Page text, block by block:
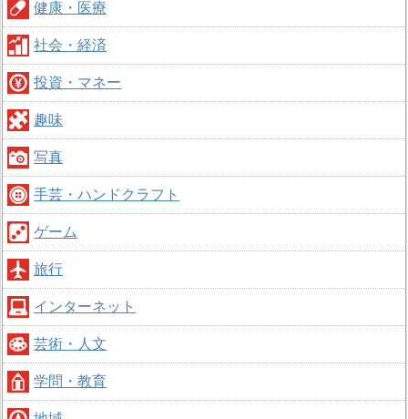
健康・医療
社会・経済
投資・マネー
趣味
写真
手芸・ハンドクラフト
ゲーム
旅行
インターネット
芸術・人文
学問・教育